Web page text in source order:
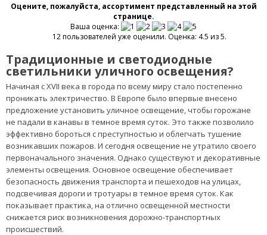
Оцените, пожалуйста, ассортимент представленный на этой
странице.
Ваша оценка:
12 пользователей уже оценили. Оценка: 4.5 из 5.
Традиционные и светодиодные
светильники уличного освещения?
Начиная с XVII века в города по всему миру стало постепенно
проникать электричество. В Европе было впервые внесено
предложение установить уличное освещение, чтобы горожане
не падали в канавы в темное время суток. Это также позволило
эффективно бороться с преступностью и облегчать тушение
возникавших пожаров. И сегодня освещение не утратило своего
первоначального значения. Однако существуют и декоративные
элементы освещения. Основное освещение обеспечивает
безопасность движения транспорта и пешеходов на улицах,
подсвечивая дороги и тротуары в темное время суток. Как
показывает практика, на отлично освещенной местности
снижается риск возникновения дорожно-транспортных
происшествий.